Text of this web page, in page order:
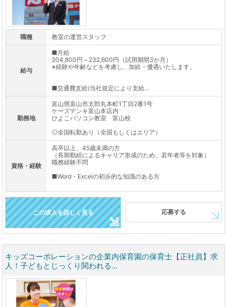
職種 教室の運営スタッフ
給与
■月給
204,800円～232,600円（試用期間3か月）
※経験や年齢などを考慮し、加給・優遇いたします。
■交通費支給(当社規定により支給...
勤務地
富山県富山市太郎丸本町1丁目2番1号
ケーズデンキ富山本店内
ひよこパソコン教室 富山校
◎全国転勤あり（全国もしくはエリア）
資格・経験
高卒以上、45歳未満の方
（長期勤続によるキャリア形成のため、若年者等を対象）
職務経験不問
■Word・Excelの初歩的な知識のある方
この求人を詳しく見る 応募する
キッズコーポレーションの企業内保育園の保育士【正社員】求
人！子どもとじっくり関われる...